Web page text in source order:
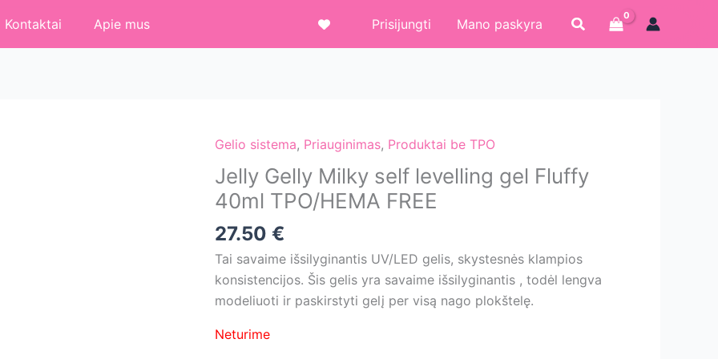
Kontaktai Apie mus Prisijungti Mano paskyra Paieška
Gelio sistema, Priauginimas, Produktai be TPO
Jelly Gelly Milky self levelling gel Fluffy
40ml TPO/HEMA FREE
27.50€
Tai savaime išsilyginantis UV/LED gelis, skystesnės klampios
konsistencijos. Šis gelis yra savaime išsilyginantis , todėl lengva
modeliuoti ir paskirstyti gelį per visą nago plokštelę.
Neturime